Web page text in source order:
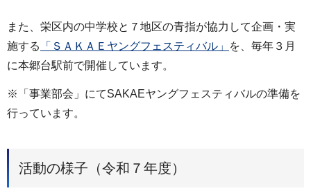
また、栄区内の中学校と７地区の青指が協力して企画・実
施する
「ＳＡＫＡＥヤングフェスティバル」
を、毎年３月
に本郷台駅前で開催しています。
※「事業部会」にてSAKAEヤングフェスティバルの準備を
行っています。
活動の様子（令和７年度）